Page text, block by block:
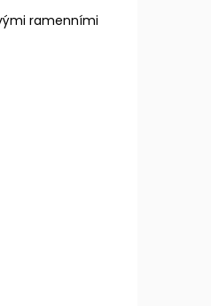
ramenními